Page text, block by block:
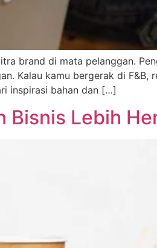
brand di mata pelanggan.
Kalau kamu bergerak di F&B,
inspirasi bahan dan […]
Bisnis Lebih